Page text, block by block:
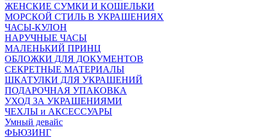
ЖЕНСКИЕ СУМКИ И КОШЕЛЬКИ
МОРСКОЙ СТИЛЬ В УКРАШЕНИЯХ
ЧАСЫ-КУЛОН
НАРУЧНЫЕ ЧАСЫ
МАЛЕНЬКИЙ ПРИНЦ
ОБЛОЖКИ ДЛЯ ДОКУМЕНТОВ
СЕКРЕТНЫЕ МАТЕРИАЛЫ
ШКАТУЛКИ ДЛЯ УКРАШЕНИЙ
ПОДАРОЧНАЯ УПАКОВКА
УХОД ЗА УКРАШЕНИЯМИ
ЧEХЛЫ и АКСЕССУАРЫ
Умный девайс
ФЬЮЗИНГ